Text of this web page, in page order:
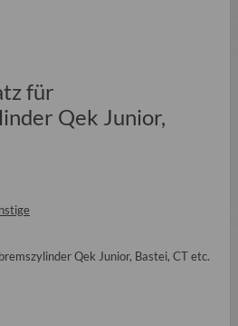
für
Qek Junior,
Qek Junior, Bastei, CT etc.